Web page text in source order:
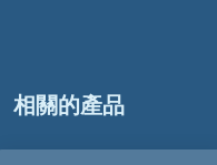
相關的產品